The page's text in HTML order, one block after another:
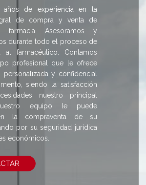
de experiencia en la
de compra y venta de
farmacia. Asesoramos y
durante todo el proceso de
al farmacéutico. Contamos
profesional que le ofrece
personalizada y confidencial
siendo la satisfacción
nuestro principal
equipo le puede
la compraventa de su
por su seguridad jurídica
económicos.